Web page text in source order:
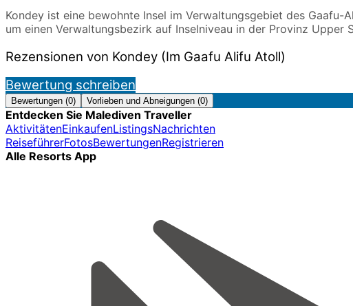
Kondey ist eine bewohnte Insel im Verwaltungsgebiet des
um einen Verwaltungsbezirk auf Inselniveau in der Provinz
Rezensionen von Kondey (Im Gaafu Alifu Atoll)
Bewertung schreiben
Bewertungen (0) Vorlieben und Abneigungen (0)
Entdecken Sie Malediven Traveller
AktivitätenEinkaufenListingsNachrichten
ReiseführerFotosBewertungenRegistrieren
Alle Resorts App